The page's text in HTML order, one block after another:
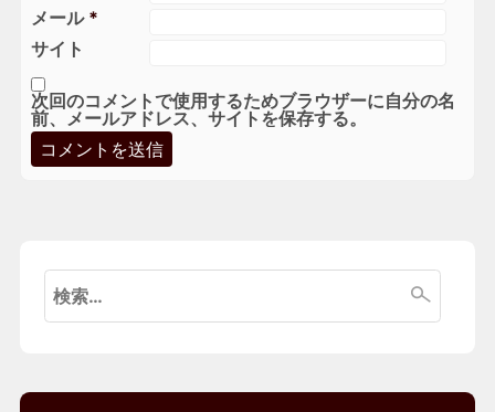
メール *
サイト
次回のコメントで使用するためブラウザーに自分の名
前、メールアドレス、サイトを保存する。
検
索: